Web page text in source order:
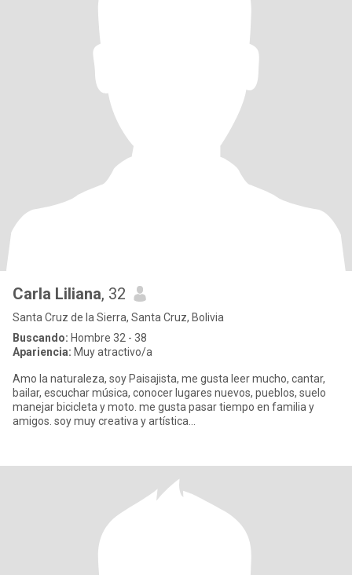
Carla Liliana, 32
Santa Cruz de la Sierra, Santa Cruz, Bolivia
Buscando: Hombre 32 - 38
Apariencia: Muy atractivo/a
Amo la naturaleza, soy Paisajista, me gusta leer mucho, cantar,
bailar, escuchar música, conocer lugares nuevos, pueblos, suelo
manejar bicicleta y moto. me gusta pasar tiempo en familia y
amigos. soy muy creativa y artística...